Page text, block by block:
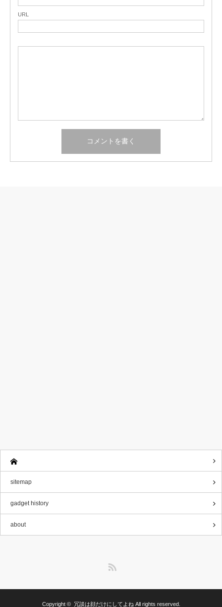
URL
sitemap
gadget history
about
Copyright © 冗談は顔だけにしてよね All rights reserved.